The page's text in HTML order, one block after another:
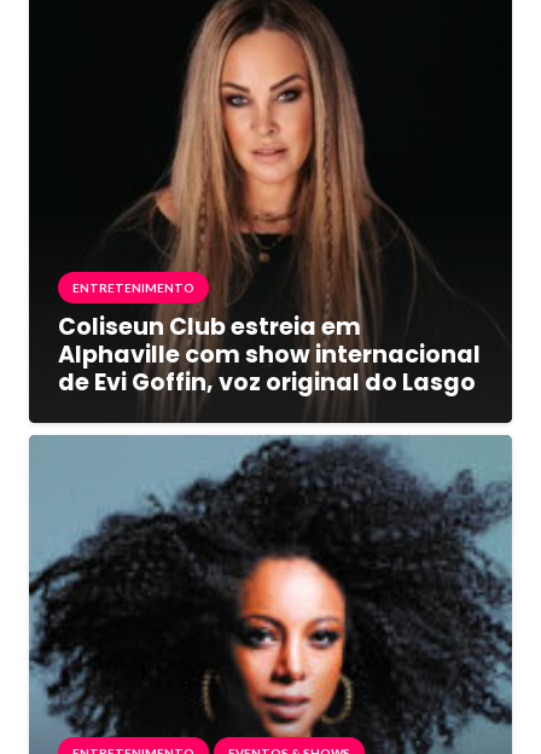
ENTRETENIMENTO
Coliseun Club estreia em
Alphaville com show internacional
de Evi Goffin, voz original do Lasgo